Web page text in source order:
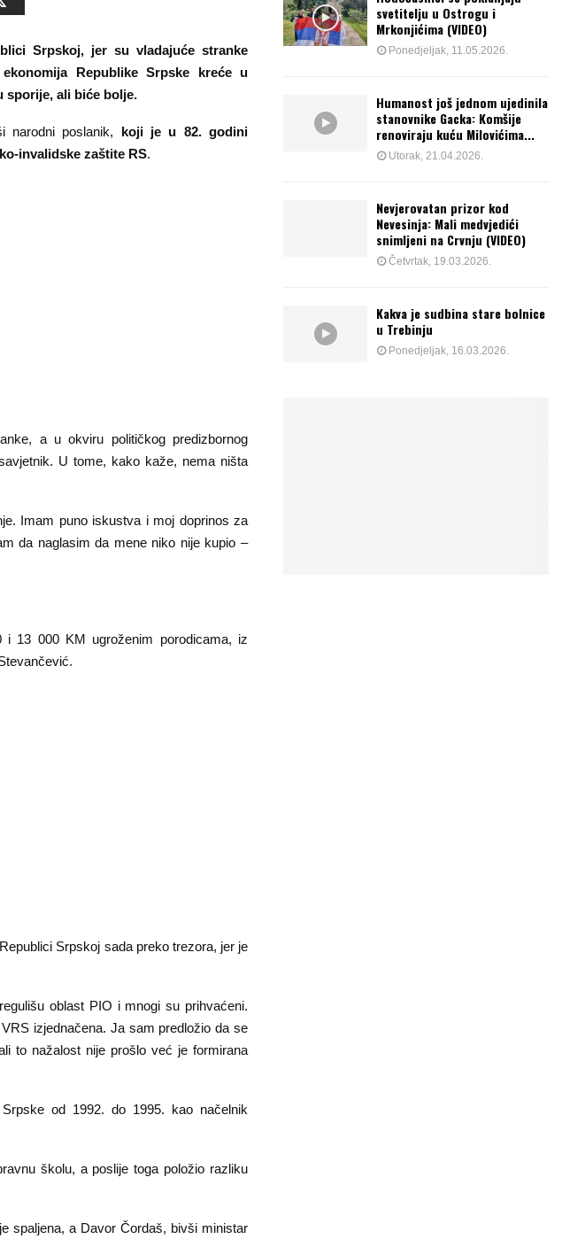
Srpskoj, jer su vladajuće stranke
Republike Srpske kreće u
sporije, ali biće bolje.
narodni poslanik, koji je u 82. godini
invalidske zaštite RS.
a u okviru političkog predizbornog
U tome, kako kaže, nema ništa
Imam puno iskustva i moj doprinos za
da naglasim da mene niko nije kupio –
13 000 KM ugroženim porodicama, iz
Srpskoj sada preko trezora, jer je
oblast PIO i mnogi su prihvaćeni.
izjednačena. Ja sam predložio da se
to nažalost nije prošlo već je formirana
od 1992. do 1995. kao načelnik
školu, a poslije toga položio razliku
spaljena, a Davor Čordaš, bivši ministar
svetitelju u Ostrogu i
Mrkonjićima (VIDEO)
Ponedjeljak, 11.05.2026.
Humanost još jednom ujedinila
stanovnike Gacka: Komšije
renoviraju kuću Milovićima...
Utorak, 21.04.2026.
Nevjerovatan prizor kod
Nevesinja: Mali medvjedići
snimljeni na Crvnju (VIDEO)
Četvrtak, 19.03.2026.
Kakva je sudbina stare bolnice
u Trebinju
Ponedjeljak, 16.03.2026.